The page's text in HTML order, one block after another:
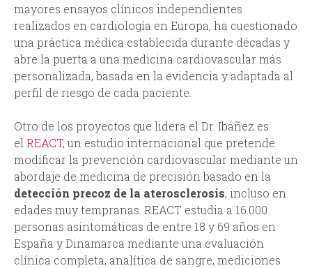
mayores ensayos clínicos independientes
realizados en cardiología en Europa, ha cuestionado
una práctica médica establecida durante décadas y
abre la puerta a una medicina cardiovascular más
personalizada, basada en la evidencia y adaptada al
perfil de riesgo de cada paciente.
Otro de los proyectos que lidera el Dr. Ibáñez es
el REACT, un estudio internacional que pretende
modificar la prevención cardiovascular mediante un
abordaje de medicina de precisión basado en la
detección precoz de la aterosclerosis, incluso en
edades muy tempranas. REACT estudia a 16.000
personas asintomáticas de entre 18 y 69 años en
España y Dinamarca mediante una evaluación
clínica completa, analítica de sangre, mediciones